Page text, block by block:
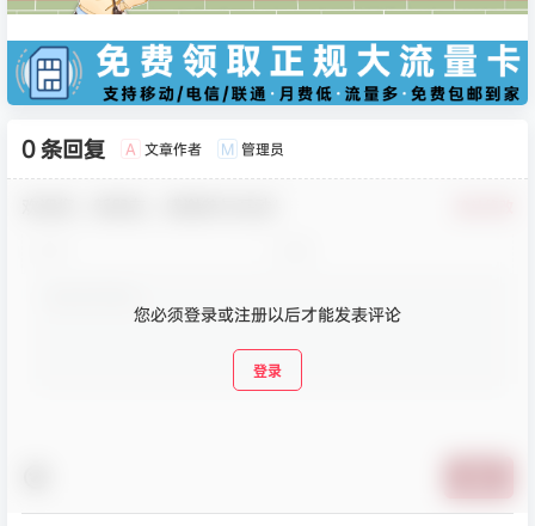
0 条回复 A 文章作者 M 管理员
您必须登录或注册以后才能发表评论
登录